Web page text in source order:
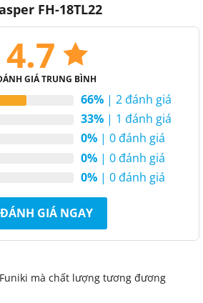
FH-18TL22
4.7
GIÁ TRUNG BÌNH
66% | 2 đánh giá
33% | 1 đánh giá
0% | 0 đánh giá
0% | 0 đánh giá
0% | 0 đánh giá
ĐÁNH GIÁ NGAY
mà chất lượng tương đương